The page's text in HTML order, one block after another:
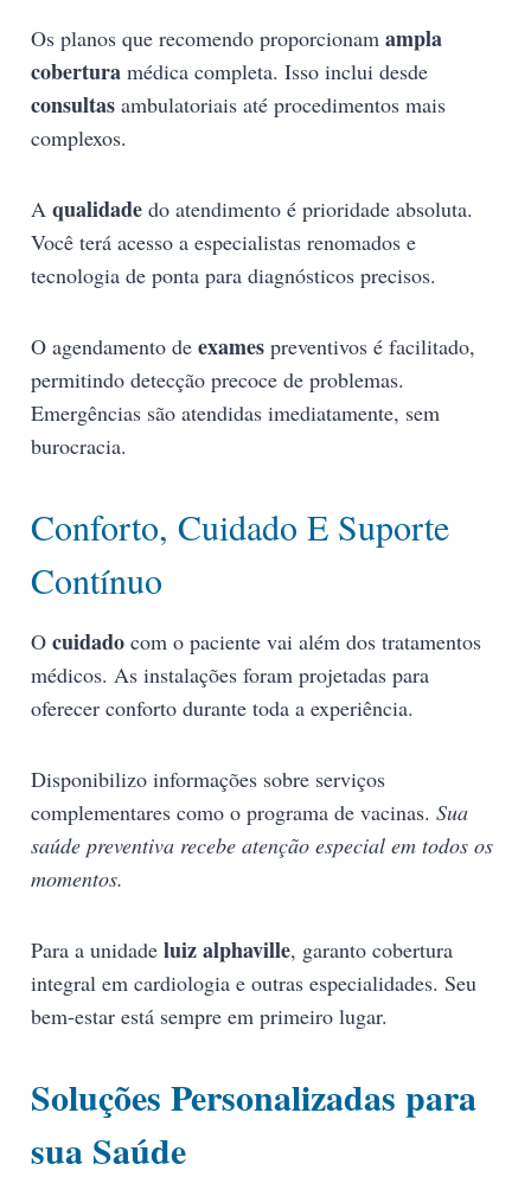
Os planos que recomendo proporcionam ampla
cobertura médica completa. Isso inclui desde
consultas ambulatoriais até procedimentos mais
complexos.
A qualidade do atendimento é prioridade absoluta.
Você terá acesso a especialistas renomados e
tecnologia de ponta para diagnósticos precisos.
O agendamento de exames preventivos é facilitado,
permitindo detecção precoce de problemas.
Emergências são atendidas imediatamente, sem
burocracia.
Conforto, Cuidado E Suporte
Contínuo
O cuidado com o paciente vai além dos tratamentos
médicos. As instalações foram projetadas para
oferecer conforto durante toda a experiência.
Disponibilizo informações sobre serviços
complementares como o programa de vacinas. Sua
saúde preventiva recebe atenção especial em todos os
momentos.
Para a unidade luiz alphaville, garanto cobertura
integral em cardiologia e outras especialidades. Seu
bem-estar está sempre em primeiro lugar.
Soluções Personalizadas para
sua Saúde